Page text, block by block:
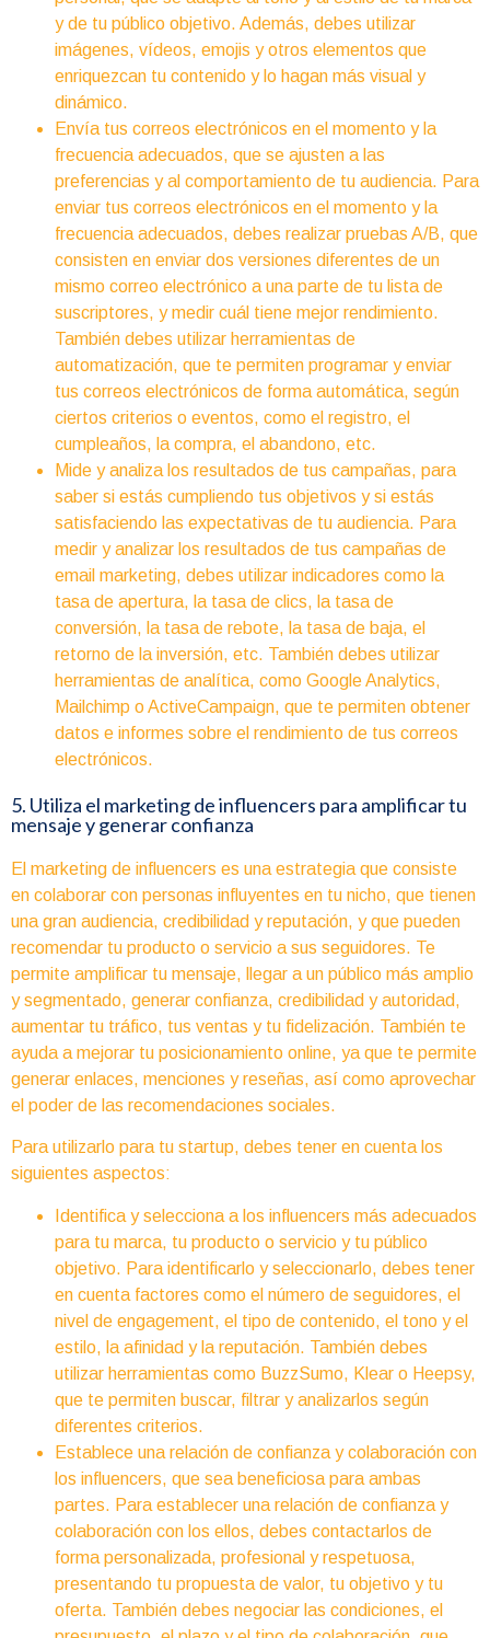
y de tu público objetivo. Además, debes utilizar
imágenes, vídeos, emojis y otros elementos que
enriquezcan tu contenido y lo hagan más visual y
dinámico.
Envía tus correos electrónicos en el momento y la
frecuencia adecuados, que se ajusten a las
preferencias y al comportamiento de tu audiencia. Para
enviar tus correos electrónicos en el momento y la
frecuencia adecuados, debes realizar pruebas A/B, que
consisten en enviar dos versiones diferentes de un
mismo correo electrónico a una parte de tu lista de
suscriptores, y medir cuál tiene mejor rendimiento.
También debes utilizar herramientas de
automatización, que te permiten programar y enviar
tus correos electrónicos de forma automática, según
ciertos criterios o eventos, como el registro, el
cumpleaños, la compra, el abandono, etc.
Mide y analiza los resultados de tus campañas, para
saber si estás cumpliendo tus objetivos y si estás
satisfaciendo las expectativas de tu audiencia. Para
medir y analizar los resultados de tus campañas de
email marketing, debes utilizar indicadores como la
tasa de apertura, la tasa de clics, la tasa de
conversión, la tasa de rebote, la tasa de baja, el
retorno de la inversión, etc. También debes utilizar
herramientas de analítica, como Google Analytics,
Mailchimp o ActiveCampaign, que te permiten obtener
datos e informes sobre el rendimiento de tus correos
electrónicos.
5. Utiliza el marketing de influencers para amplificar tu
mensaje y generar confianza
El marketing de influencers es una estrategia que consiste
en colaborar con personas influyentes en tu nicho, que tienen
una gran audiencia, credibilidad y reputación, y que pueden
recomendar tu producto o servicio a sus seguidores. Te
permite amplificar tu mensaje, llegar a un público más amplio
y segmentado, generar confianza, credibilidad y autoridad,
aumentar tu tráfico, tus ventas y tu fidelización. También te
ayuda a mejorar tu posicionamiento online, ya que te permite
generar enlaces, menciones y reseñas, así como aprovechar
el poder de las recomendaciones sociales.
Para utilizarlo para tu startup, debes tener en cuenta los
siguientes aspectos:
Identifica y selecciona a los influencers más adecuados
para tu marca, tu producto o servicio y tu público
objetivo. Para identificarlo y seleccionarlo, debes tener
en cuenta factores como el número de seguidores, el
nivel de engagement, el tipo de contenido, el tono y el
estilo, la afinidad y la reputación. También debes
utilizar herramientas como BuzzSumo, Klear o Heepsy,
que te permiten buscar, filtrar y analizarlos según
diferentes criterios.
Establece una relación de confianza y colaboración con
los influencers, que sea beneficiosa para ambas
partes. Para establecer una relación de confianza y
colaboración con los ellos, debes contactarlos de
forma personalizada, profesional y respetuosa,
presentando tu propuesta de valor, tu objetivo y tu
oferta. También debes negociar las condiciones, el